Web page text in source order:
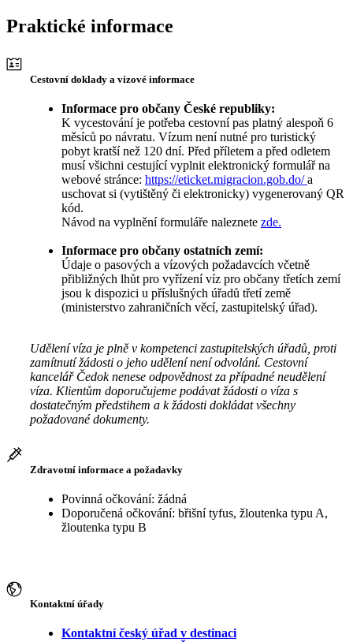
Praktické informace
Cestovní doklady a vízové informace
Informace pro občany České republiky:
K vycestování je potřeba cestovní pas platný alespoň 6
měsíců po návratu. Vízum není nutné pro turistický
pobyt kratší než 120 dní. Před příletem a před odletem
musí všichni cestující vyplnit elektronický formulář na
webové stránce: https://eticket.migracion.gob.do/a
uschovat si (vytištěný či elektronicky) vygenerovaný QR
kód.
Návod na vyplnění formuláře naleznete zde.
Informace pro občany ostatních zemí:
Údaje o pasových a vízových požadavcích včetně
přibližných lhůt pro vyřízení víz pro občany třetích zemí
jsou k dispozici u příslušných úřadů třetí země
(ministerstvo zahraničních věcí, zastupitelský úřad).
Udělení víza je plně v kompetenci zastupitelských úřadů, proti
zamítnutí žádosti o jeho udělení není odvolání. Cestovní
kancelář Čedok nenese odpovědnost za případné neudělení
víza. Klientům doporučujeme podávat žádosti o víza s
dostatečným předstihem a k žádosti dokládat všechny
požadované dokumenty.
Zdravotní informace a požadavky
Povinná očkování: žádná
Doporučená očkování: břišní tyfus, žloutenka typu A,
žloutenka typu B
Kontaktní úřady
Kontaktní český úřad v destinaci